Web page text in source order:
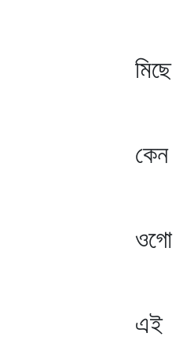
কেঁদে
মিছে
বহে
কেন
ওগো
মোর
এই